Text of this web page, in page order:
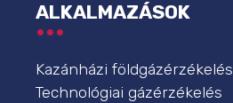
ALKALMAZÁSOK
Kazánházi földgázérzékelés
Technológiai gázérzékelés